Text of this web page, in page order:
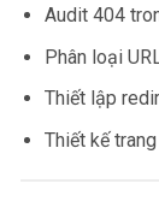
Audit 404
Phân loại
Thiết lập
Thiết kế